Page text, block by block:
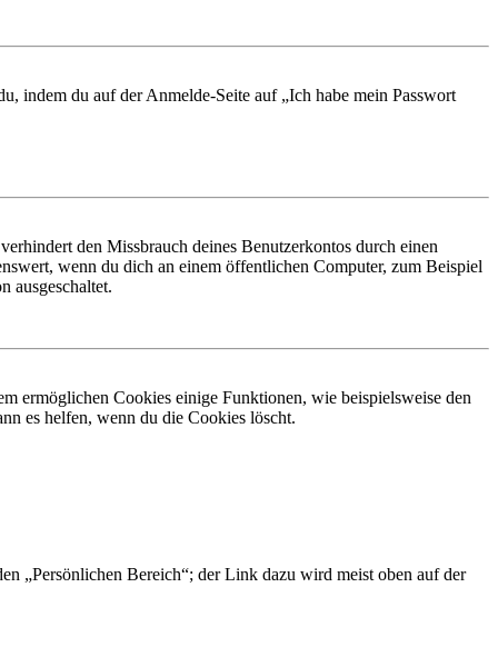
indem du auf der Anmelde-Seite auf „Ich habe mein Passwort
den Missbrauch deines Benutzerkontos durch einen
wenn du dich an einem öffentlichen Computer, zum Beispiel
ausgeschaltet.
ermöglichen Cookies einige Funktionen, wie beispielsweise den
es helfen, wenn du die Cookies löscht.
„Persönlichen Bereich“; der Link dazu wird meist oben auf der